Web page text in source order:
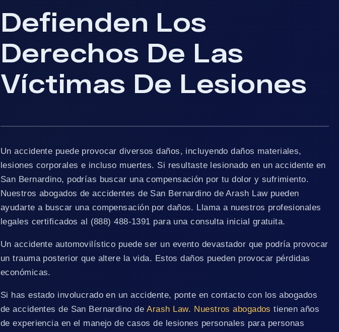
Defienden Los
Derechos De Las
Víctimas De Lesiones
Un accidente puede provocar diversos daños, incluyendo daños materiales,
lesiones corporales e incluso muertes. Si resultaste lesionado en un accidente en
San Bernardino, podrías buscar una compensación por tu dolor y sufrimiento.
Nuestros abogados de accidentes de San Bernardino de Arash Law pueden
ayudarte a buscar una compensación por daños. Llama a nuestros profesionales
legales certificados al (888) 488-1391 para una consulta inicial gratuita.
Un accidente automovilístico puede ser un evento devastador que podría provocar
un trauma posterior que altere la vida. Estos daños pueden provocar pérdidas
económicas.
Si has estado involucrado en un accidente, ponte en contacto con los abogados
de accidentes de San Bernardino deArash Law. Nuestros abogados tienen años
de experiencia en el manejo de casos de lesiones personales para personas